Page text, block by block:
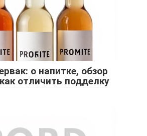
о напитке, обзор
отличить подделку